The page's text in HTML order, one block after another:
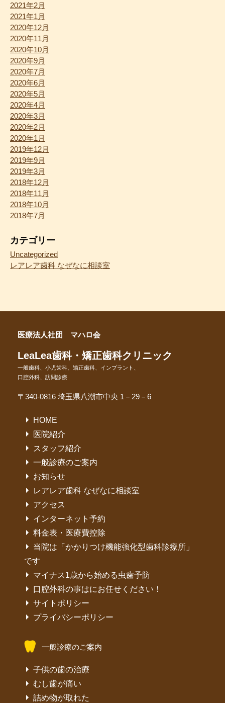
2021年2月
2021年1月
2020年12月
2020年11月
2020年10月
2020年9月
2020年7月
2020年6月
2020年5月
2020年4月
2020年3月
2020年2月
2020年1月
2019年12月
2019年9月
2019年3月
2018年12月
2018年11月
2018年10月
2018年7月
カテゴリー
Uncategorized
レアレア歯科 なぜなに相談室
医療法人社団 マハロ会
LeaLea歯科・矯正歯科クリニック
一般歯科、小児歯科、矯正歯科、インプラント、
口腔外科、訪問診療
〒340-0816 埼玉県八潮市中央 1－29－6
HOME
医院紹介
スタッフ紹介
一般診療のご案内
お知らせ
レアレア歯科 なぜなに相談室
アクセス
インターネット予約
料金表・医療費控除
当院は「かかりつけ機能強化型歯科診療所」
です
マイナス1歳から始める虫歯予防
口腔外科の事はにお任せください！
サイトポリシー
プライバシーポリシー
一般診療のご案内
子供の歯の治療
むし歯が痛い
詰め物が取れた